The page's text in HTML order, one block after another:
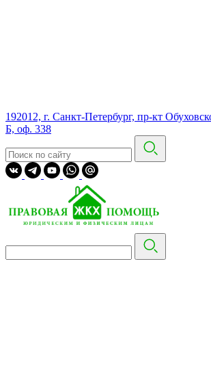
192012, г. Санкт-Петербург, пр-кт
Б, оф. 338